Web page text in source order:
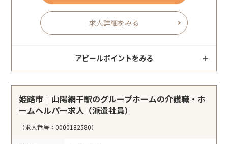
求人詳細をみる
アピールポイントをみる
姫路市｜山陽網干駅のグループホームの介護職・ホ
ームヘルパー求人（派遣社員）
（求人番号：0000182580）